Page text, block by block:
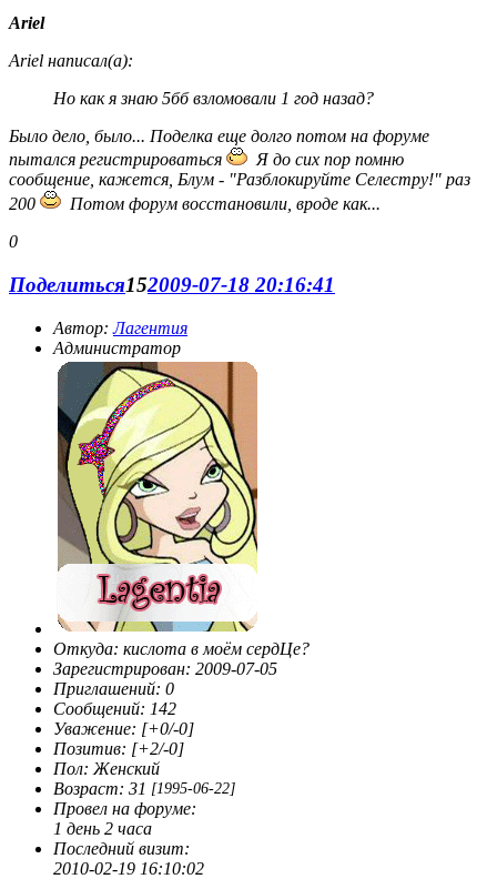
Ariel
Ariel написал(а):
Но как я знаю 5бб взломовали 1 год назад?
Было дело, было... Поделка еще долго потом на форуме
пытался регистрироваться
Я до сих пор помню
сообщение, кажется, Блум - "Разблокируйте Селестру!" раз
200
Потом форум восстановили, вроде как...
0
Поделиться152009-07-18 20:16:41
Автор:Лагентия
Администратор
Откуда: кислота в моём сердЦе?
Зарегистрирован: 2009-07-05
Приглашений: 0
Сообщений: 142
Уважение: [+0/-0]
Позитив: [+2/-0]
Пол: Женский
Возраст: 31 [1995-06-22]
Провел на форуме:
1 день 2 часа
Последний визит:
2010-02-19 16:10:02